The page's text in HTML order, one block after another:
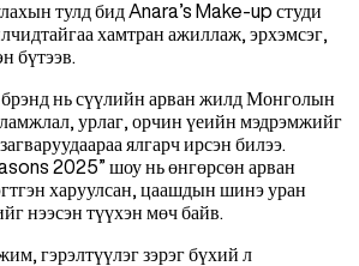
тулд бид Anara’s Make-up студи
хамтран ажиллаж, эрхэмсэг,
бүтээв.
нь сүүлийн арван жилд Монголын
урлаг, орчин үеийн мэдрэмжийг
ялгарч ирсэн билээ.
2025” шоу нь өнгөрсөн арван
харуулсан, цаашдын шинэ уран
нээсэн түүхэн мөч байв.
гэрэлтүүлэг зэрэг бүхий л